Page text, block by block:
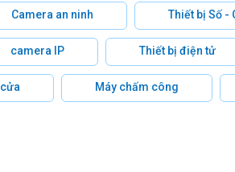
Camera an ninh Thiết bị Số -
camera IP Thiết bị điện tử
Máy chấm công